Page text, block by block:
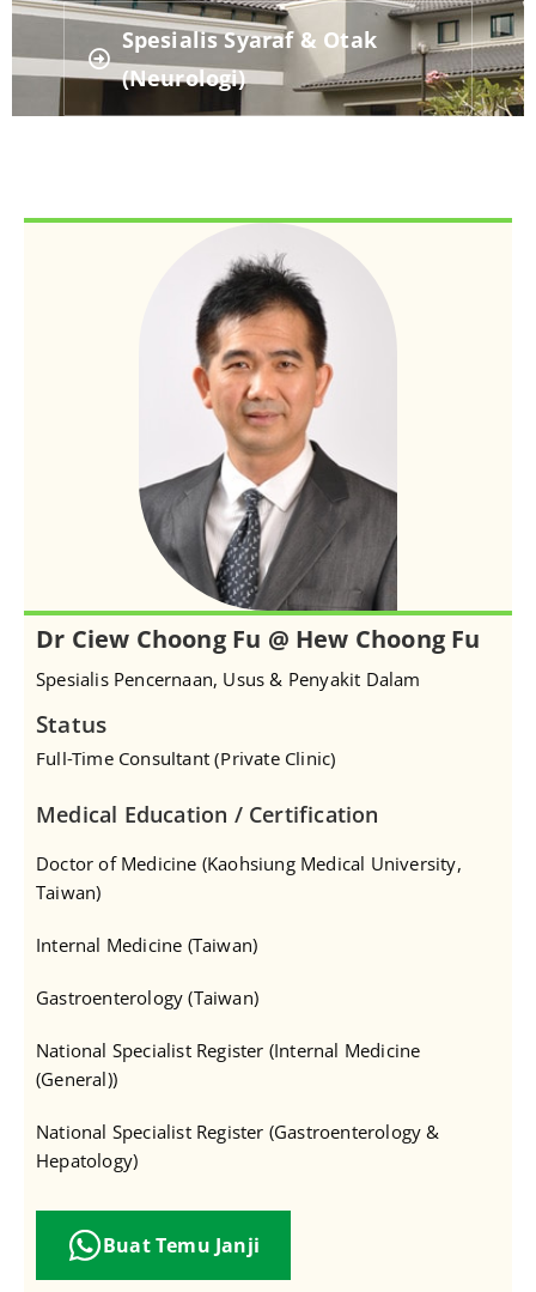
Spesialis Syaraf & Otak
(Neurologi)
Dr Ciew Choong Fu @ Hew Choong Fu
Spesialis Pencernaan, Usus & Penyakit Dalam
Status
Full-Time Consultant (Private Clinic)
Medical Education / Certification
Doctor of Medicine (Kaohsiung Medical University,
Taiwan)
Internal Medicine (Taiwan)
Gastroenterology (Taiwan)
National Specialist Register (Internal Medicine
(General))
National Specialist Register (Gastroenterology &
Hepatology)
Buat Temu Janji